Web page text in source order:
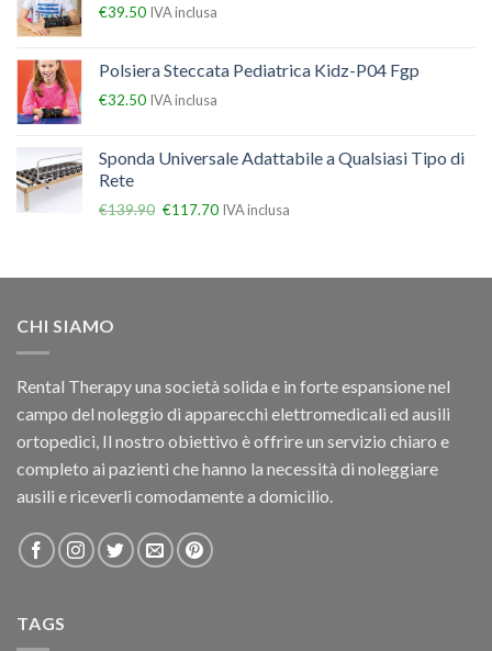
€39.50 IVA inclusa
Polsiera Steccata Pediatrica Kidz-P04 Fgp
€32.50 IVA inclusa
Sponda Universale Adattabile a Qualsiasi Tipo di
Rete
€139.90 €117.70 IVA inclusa
CHI SIAMO
Rental Therapy una società solida e in forte espansione nel
campo del noleggio di apparecchi elettromedicali ed ausili
ortopedici, Il nostro obiettivo è offrire un servizio chiaro e
completo ai pazienti che hanno la necessità di noleggiare
ausili e riceverli comodamente a domicilio.
TAGS